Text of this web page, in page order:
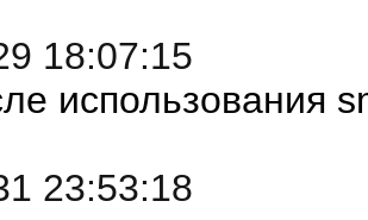
18:07:15
использования
23:53:18